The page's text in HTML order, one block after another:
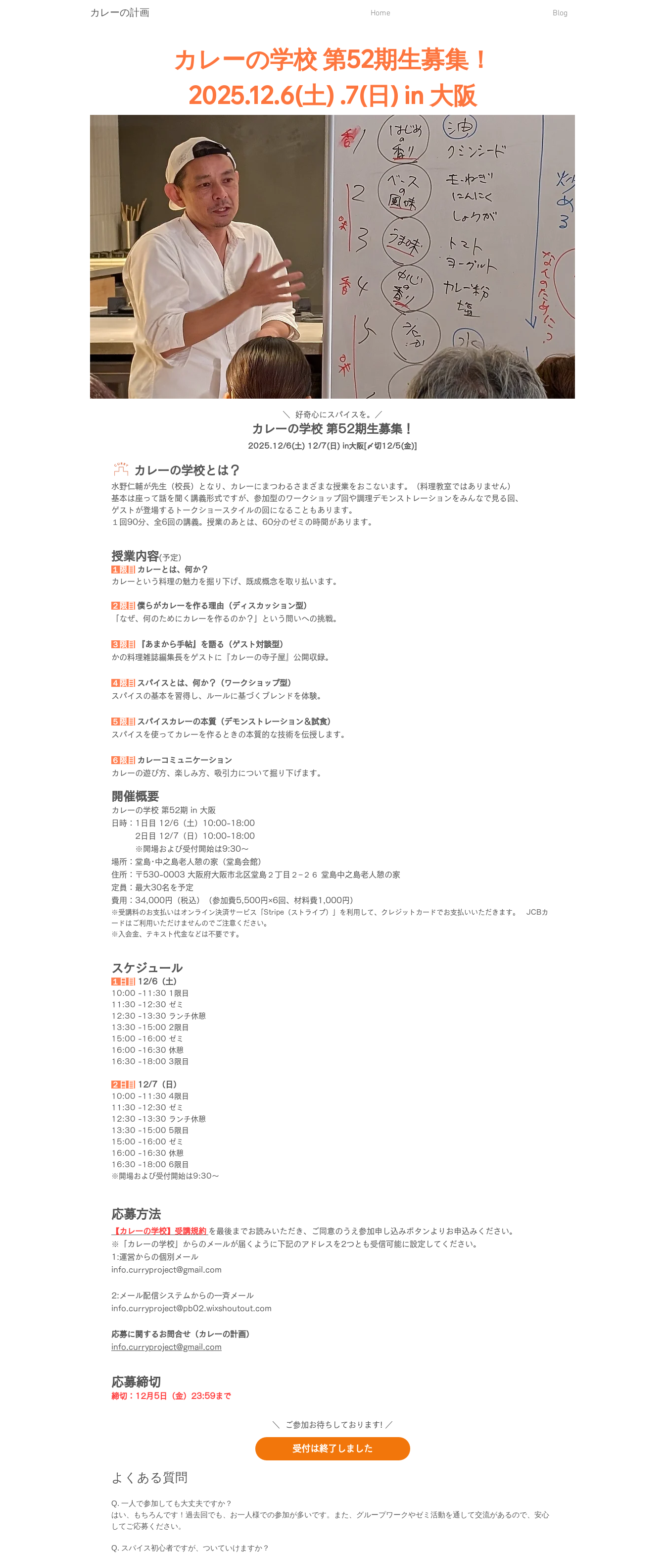
カレーの計画 Home Blog
カレーの学校 第52期生募集！
2025.12.6(土) .7(日) in 大阪
＼ 好奇心にスパイスを。／
カレーの学校 第52期生募集！
2025.12/6(土) 12/7(日) in大阪[〆切12/5(金)]
カレーの学校とは？
水野仁輔が先生（校長）となり、カレーにまつわるさまざまな授業をおこないます。（料理教室ではありません）
基本は座って話を聞く講義形式ですが、参加型のワークショップ回や調理デモンストレーションをみんなで見る回、
ゲストが登場するトークショースタイルの回になることもあります。
１回90分、全6回の講義。授業のあとは、60分のゼミの時間があります。
授業内容(予定）
１限目
カレーとは、何か？
カレーという料理の魅力を掘り下げ、既成概念を取り払います。
２限目 僕らがカレーを作る理由（ディスカッション型）
「なぜ、何のためにカレーを作るのか？」という問いへの挑戦。
３限目
『あまから手帖』を語る（ゲスト対談型）
かの料理雑誌編集長をゲストに『カレーの寺子屋』公開収録。
４ 限目
スパイスとは、何か？（ワークショップ型）
スパイスの基本を習得し、ルールに基づくブレンドを体験。
５限目
スパイスカレーの本質（デモンストレーション＆試食）
スパイスを使ってカレーを作るときの本質的な技術を伝授します。
６限目
カレーコミュニケーション
カレーの遊び方、楽しみ方、吸引力について掘り下げます。
開催概要
カレーの学校 第52期 in 大阪
日時：1日目 12/6（土）10:00-18:00
2日目 12/7（日）10:00-18:00
※開場および受付開始は9:30～
場所：堂島･中之島老人憩の家（堂島会館）
住所：〒530-0003 大阪府大阪市北区堂島２丁目２−２６ 堂島中之島老人憩の家
定員： 最大30名を予定
費用： 34,000円（税込）（参加費5,500円×6回、材料費1,000円）
※受講料のお支払いはオンライン決済サービス「Stripe（ストライプ）」を利用して、クレジットカードでお支払いいただきます。 JCBカ
ードはご利用いただけませんのでご注意ください。
※入会金、テキスト代金などは不要です。
スケジュール
１日目 12/6 （土）
10:00 -11:30 1限目
11:30 -12:30 ゼミ
12:30 -13:30 ランチ休憩
13:30 -15:00 2限目
15:00 -16:00 ゼミ
16:00 -16:30 休憩
16:30 -18:00 3限目
２日目 12/7 （日）
10:00 -11:30 4限目
11:30 -12:30 ゼミ
12:30 -13:30 ランチ休憩
13:30 -15:00 5限目
15:00 -16:00 ゼミ
16:00 -16:30 休憩
16:30 -18:00 6限目
※開場および受付開始は9:30～
応募方法
【カレーの学校】受講規約 を最後までお読みいただき、ご同意のうえ参加申し込みボタンよりお申込みください。​
※「カレーの学校」からのメールが届くように下記のアドレスを2つとも受信可能に設定してください。
1:運営からの個別メール
info.curryproject@gmail.com
2:メール配信システムからの一斉メール
info.curryproject@pb02.wixshoutout.com
応募に関するお問合せ（カレーの計画）
info.curryproject@gmail.com
応募締切
締切：12月5日（金）23:59まで
＼ ご参加お待ちしております! ／
受付は終了しました
よくある質問
Q. 一人で参加しても大丈夫ですか？
はい、もちろんです！過去回でも、お一人様での参加が多いです。また、グループワークやゼミ活動を通して交流があるので、安心
してご応募ください。
Q. スパイス初心者ですが、ついていけますか？